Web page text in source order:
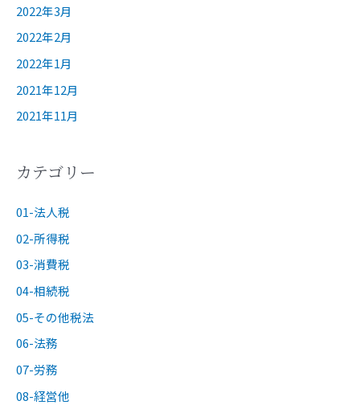
2022年3月
2022年2月
2022年1月
2021年12月
2021年11月
カテゴリー
01-法人税
02-所得税
03-消費税
04-相続税
05-その他税法
06-法務
07-労務
08-経営他